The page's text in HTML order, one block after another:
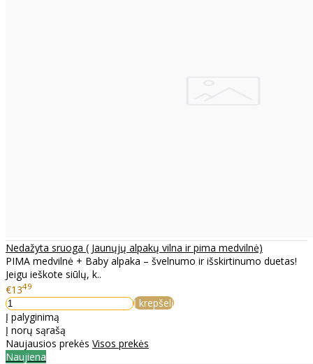
Nedažyta sruoga ( Jaunųjų alpakų vilna ir pima medvilnė)
PIMA medvilnė + Baby alpaka – švelnumo ir išskirtinumo duetas!
Jeigu ieškote siūlų, k..
€1349
Į krepšelį
Į palyginimą
Į norų sąrašą
Naujausios prekės Visos prekės
Naujiena